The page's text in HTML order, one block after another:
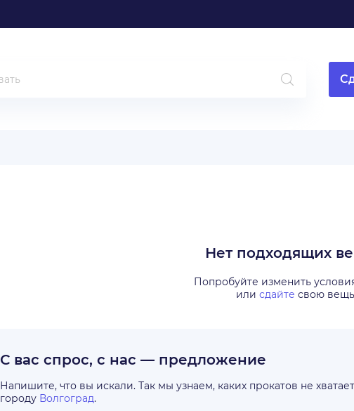
Нет подходящих
Попробуйте изменить
или сдайте свою вещь
С вас спрос, с нас — предложение
Напишите, что вы искали. Так мы узнаем, каких прокатов не хватает
городу Волгоград.